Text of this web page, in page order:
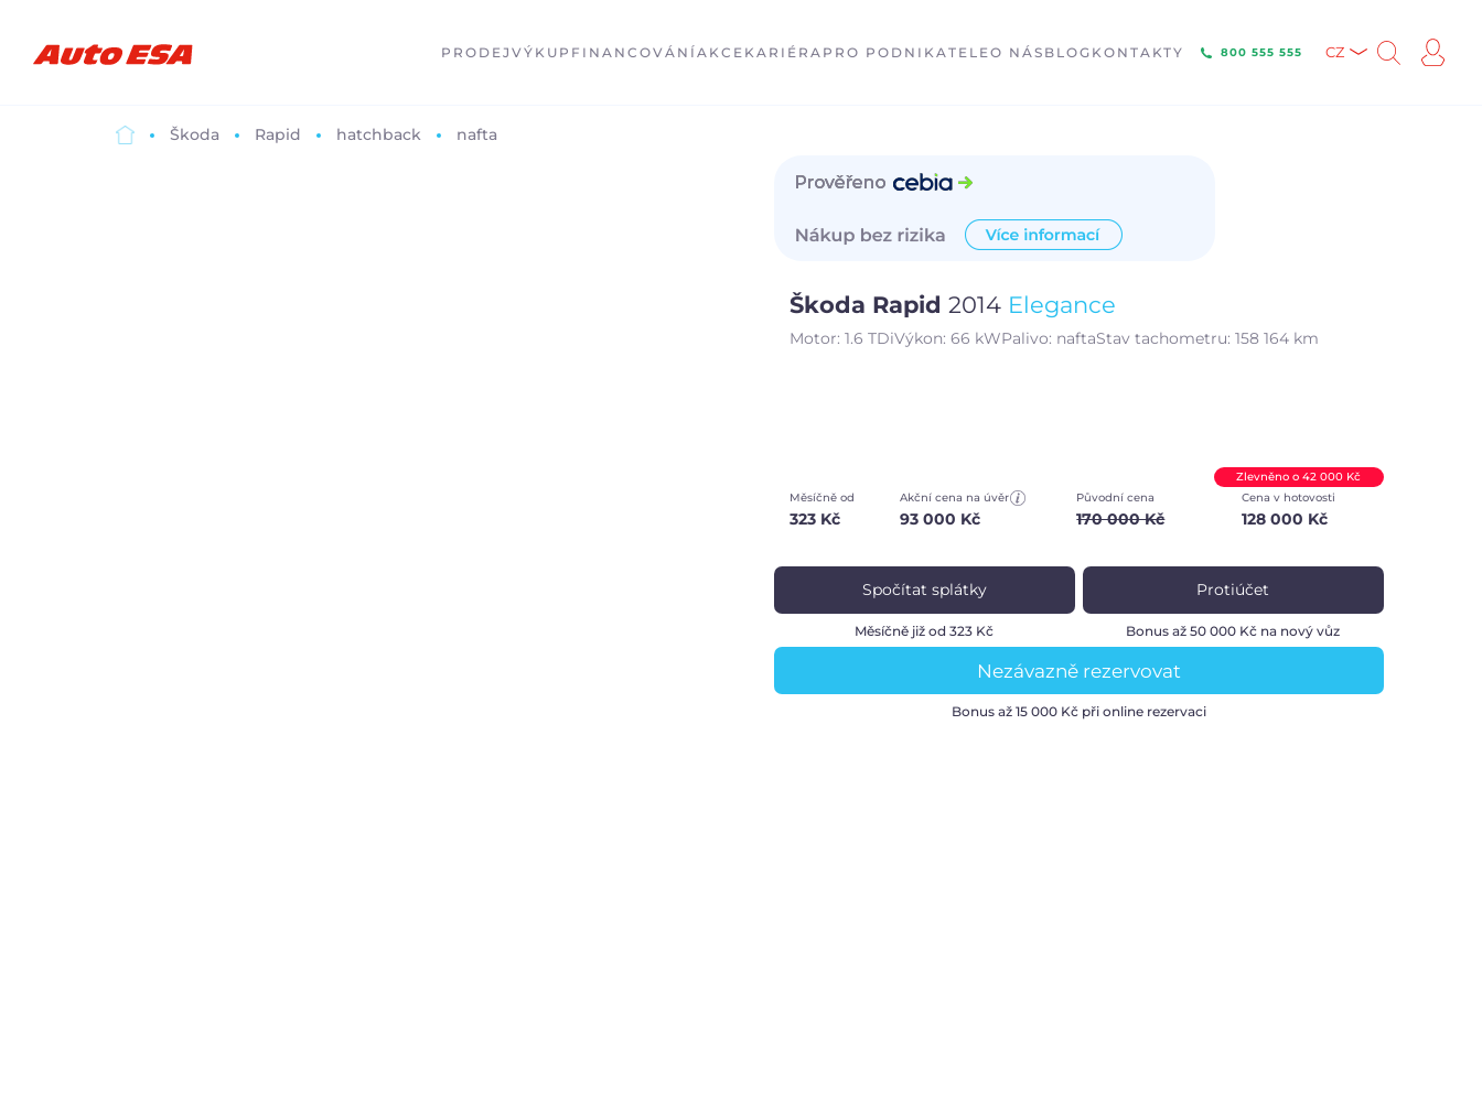
PRODEJ VÝKUP FINANCOVÁNÍAKCE KARIÉRA PRO PODNIKATELE O NÁS BLOG KONTAKTY 800 555 555 CZ
Škoda Rapid hatchback nafta
Škoda Rapid2014 Elegance
Motor: 1.6 TDiVýkon: 66 kWPalivo: naftaStav tachometru: 158 164 km
Měsíčně od
323 Kč
Akční cena na úvěr
93 000 Kč
Původní cena
170 000 Kč
Zlevněno o 42 000 Kč
Cena v hotovosti
128 000 Kč
Spočítat splátky
Měsíčně již od 323 Kč
Protiúčet
Bonus až 50 000 Kč na nový vůz
Nezávazně rezervovat
Bonus až 15 000 Kčpři online rezervaci